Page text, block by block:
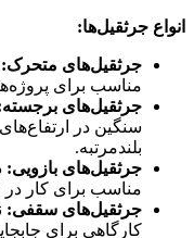
انواع جرثقیل‌ها:
جرثقیل‌های متحرک:
مناسب برای
جرثقیل‌های
سنگین در
بلندمرتبه.
جرثقیل‌های بازویی:
مناسب برای کار
جرثقیل‌های سقفی:
کارگاهی برای